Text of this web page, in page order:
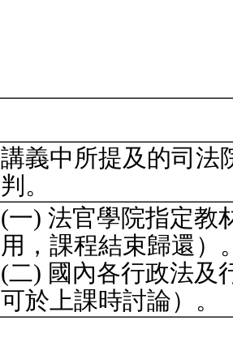
講義中所提及的司法
判。
(一) 法官學院指定教
用，課程結束歸還）
(二) 國內各行政法及
可於上課時討論）。